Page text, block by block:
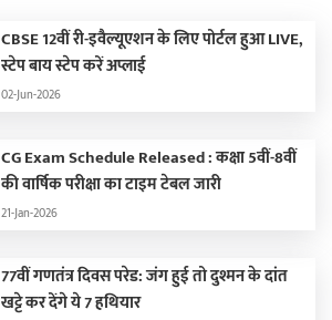
CBSE 12वीं री-इवैल्यूएशन के लिए पोर्टल हुआ LIVE,
स्टेप बाय स्टेप करें अप्लाई
02-Jun-2026
CG Exam Schedule Released : कक्षा 5वीं-8वीं
की वार्षिक परीक्षा का टाइम टेबल जारी
21-Jan-2026
77वीं गणतंत्र दिवस परेड: जंग हुई तो दुश्मन के दांत
खट्टे कर देंगे ये 7 हथियार